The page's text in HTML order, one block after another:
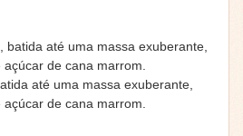
até uma massa exuberante,
de cana marrom.